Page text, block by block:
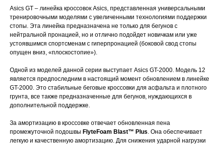
Asics GT – линейка кроссовок Asics, представленная универсальными
тренировочными моделями с увеличенными технологиями поддержки
стопы. Эта линейка предназначена не только для бегунов с
нейтральной пронацией, но и отлично подойдет новичкам или уже
устоявшимся спортсменам с гиперпронацией (боковой свод стопы
опущен вниз, «плоскостопие»).
Одной из моделей данной серии выступает Asics GT-2000. Модель 12
является предпоследним в настоящий момент обновлением в линейке
GT-2000. Это стабильные беговые кроссовки для асфальта и плотного
грунта, все также предназначенные для бегунов, нуждающихся в
дополнительной поддержке.
За амортизацию в кроссовке отвечает обновленная пена
промежуточной подошвы FlyteFoam Blast™ Plus. Она обеспечивает
легкую и качественную амортизацию. Для снижения ударной нагрузки